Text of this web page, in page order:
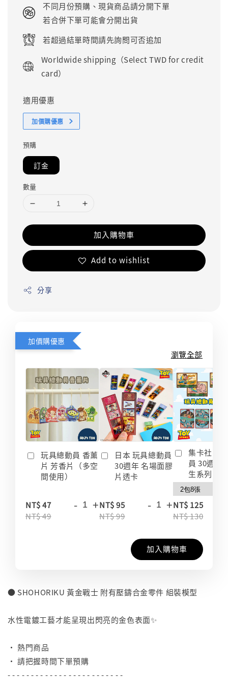
不同月份預購、現貨商品請分開下單
若合併下單可能會分開出貨
若超過結單時間請先詢問可否追加
Worldwide shipping（Select TWD for credit
card）
適用優惠
加價購優惠
預購
訂金
數量
加入購物車
Add to wishlist
分享
加價購優惠
瀏覽全部
玩具總動員 香薰
片 芳香片（多空
間使用）
NT$ 47
NT$ 49
- +
日本 玩具總動員
30週年 名場面膠
片透卡
NT$ 95
NT$ 99
- +
集卡社 玩
員 30週年
生系列 收
NT$ 125
NT$ 130
加入購物車
● SHOHORIKU 黃金戰士 附有壓鑄合金零件 組裝模型
水性電鍍工藝才能呈現出閃亮的金色表面✨
• 熱門商品
• 請把握時間下單預購
- - - - - - - - - - - - - - - - - - - - - - - - -